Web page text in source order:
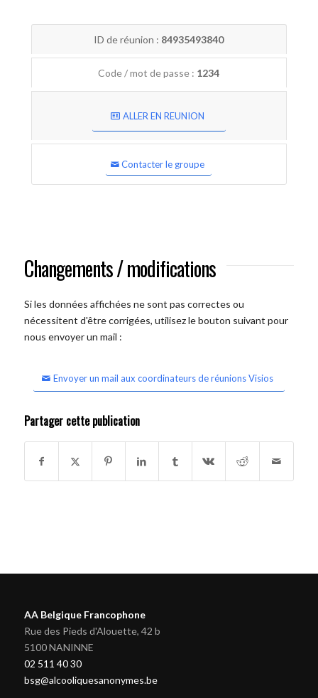
ID de réunion : 84935493840
Code / mot de passe : 1234
ALLER EN REUNION
Contacter le groupe
Changements / modifications
Si les données affichées ne sont pas correctes ou
nécessitent d'être corrigées, utilisez le bouton suivant pour
nous envoyer un mail :
Envoyer un mail aux coordinateurs de réunions Visios
Partager cette publication
AA Belgique Francophone
Rue des Pieds d'Alouette, 42 b
5100 NANINNE
02 511 40 30
bsg@alcooliquesanonymes.be